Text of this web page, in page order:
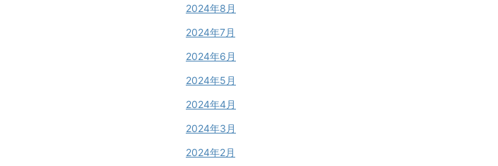
2024年8月
2024年7月
2024年6月
2024年5月
2024年4月
2024年3月
2024年2月